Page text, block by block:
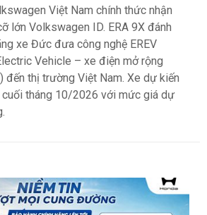
Việt Nam chính thức nhận
lớn Volkswagen ID. ERA 9X đánh
xe Đức đưa công nghệ EREV
Vehicle – xe điện mở rộng
đến thị trường Việt Nam. Xe dự kiến
tháng 10/2026 với mức giá dự